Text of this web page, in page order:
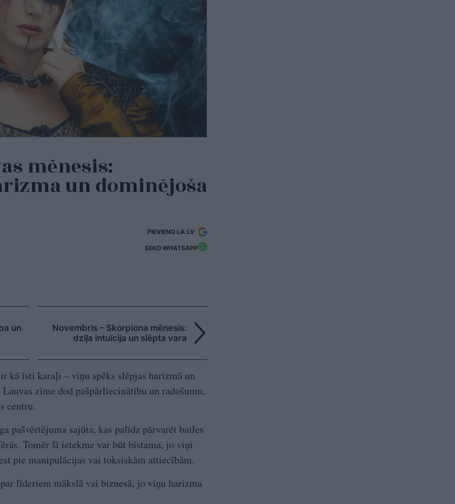
mēnesis:
un dominējoša
PIEVIENO LA.LV
SEKO WHATSAPP
un
Novembris – Skorpiona mēnesis:
dziļa intuīcija un slēpta vara
kā īsti karaļi – viņu spēks slēpjas harizmā un
zīme dod pašpārliecinātību un radošumu,
centru.
pašvērtējuma sajūta, kas palīdz pārvarēt bailes
Tomēr šī ietekme var būt bīstama, jo viņi
pie manipulācijas vai toksiskām attiecībām.
līderiem mākslā vai biznesā, jo viņu harizma